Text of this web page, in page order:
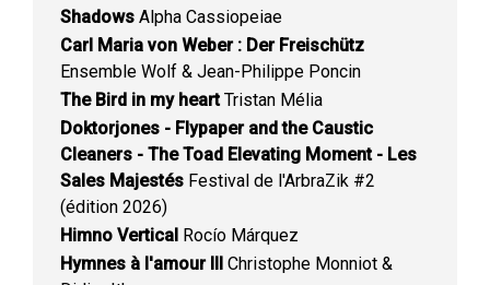
Shadows Alpha Cassiopeiae
Carl Maria von Weber : Der Freischütz
Ensemble Wolf & Jean-Philippe Poncin
The Bird in my heartTristan Mélia
Doktorjones - Flypaper and the Caustic
Cleaners - The Toad Elevating Moment - Les
Sales Majestés Festival de l'ArbraZik #2
(édition 2026)
Himno Vertical Rocío Márquez
Hymnes à l'amour III Christophe Monniot &